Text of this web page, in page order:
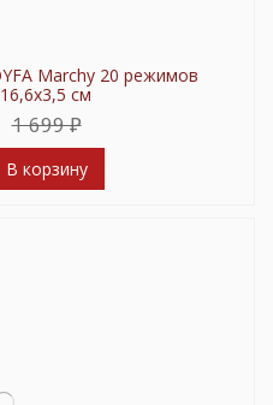
Marchy 20 режимов
см
1 699 ₽
В корзину